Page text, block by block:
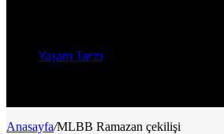
Yaşam Tarzı
Anasayfa/MLBB Ramazan çekilişi